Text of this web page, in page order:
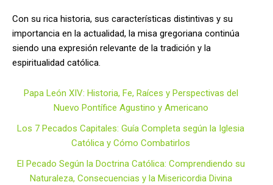
Con su rica historia, sus características distintivas y su
importancia en la actualidad, la misa gregoriana continúa
siendo una expresión relevante de la tradición y la
espiritualidad católica.
Papa León XIV: Historia, Fe, Raíces y Perspectivas del
Nuevo Pontífice Agustino y Americano
Los 7 Pecados Capitales: Guía Completa según la Iglesia
Católica y Cómo Combatirlos
El Pecado Según la Doctrina Católica: Comprendiendo su
Naturaleza, Consecuencias y la Misericordia Divina